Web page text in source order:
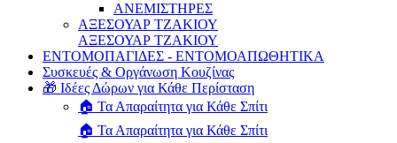
ΑΝΕΜΙΣΤΗΡΕΣ
ΑΞΕΣΟΥΑΡ ΤΖΑΚΙΟΥ
ΑΞΕΣΟΥΑΡ ΤΖΑΚΙΟΥ
ΕΝΤΟΜΟΠΑΓΙΔΕΣ - ΕΝΤΟΜΟΑΠΩΘΗΤΙΚΑ
Συσκευές & Οργάνωση Κουζίνας
🎁 Ιδέες Δώρων για Κάθε Περίσταση
🏠 Τα Απαραίτητα για Κάθε Σπίτι
🏠 Τα Απαραίτητα για Κάθε Σπίτι